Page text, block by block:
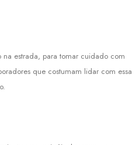
na estrada, para tomar cuidado com
que costumam lidar com essa